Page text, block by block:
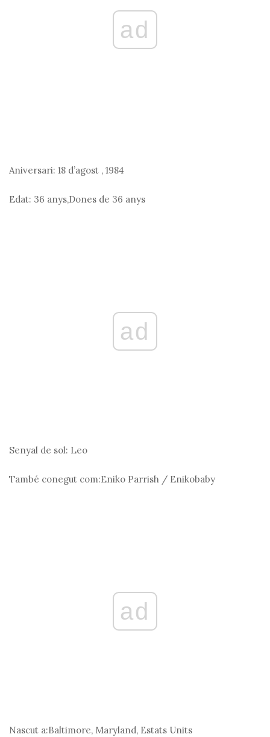
ad
Aniversari: 18 d’agost , 1984
Edat: 36 anys,Dones de 36 anys
ad
Senyal de sol: Leo
També conegut com:Eniko Parrish / Enikobaby
ad
Nascut a:Baltimore, Maryland, Estats Units